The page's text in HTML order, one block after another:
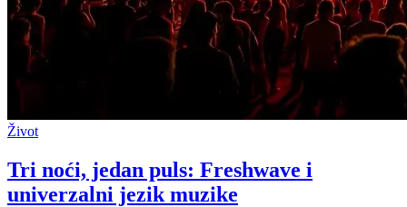
Život
Tri noći, jedan puls: Freshwave i
univerzalni jezik muzike